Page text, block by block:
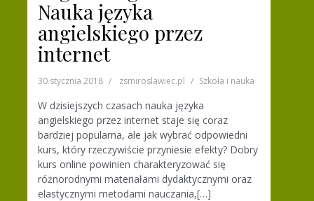
Nauka języka
angielskiego przez
internet
30 stycznia 2018 zsmiroslawiec.pl Szkoła i nauka
W dzisiejszych czasach nauka języka
angielskiego przez internet staje się coraz
bardziej popularna, ale jak wybrać odpowiedni
kurs, który rzeczywiście przyniesie efekty? Dobry
kurs online powinien charakteryzować się
różnorodnymi materiałami dydaktycznymi oraz
elastycznymi metodami nauczania,[…]